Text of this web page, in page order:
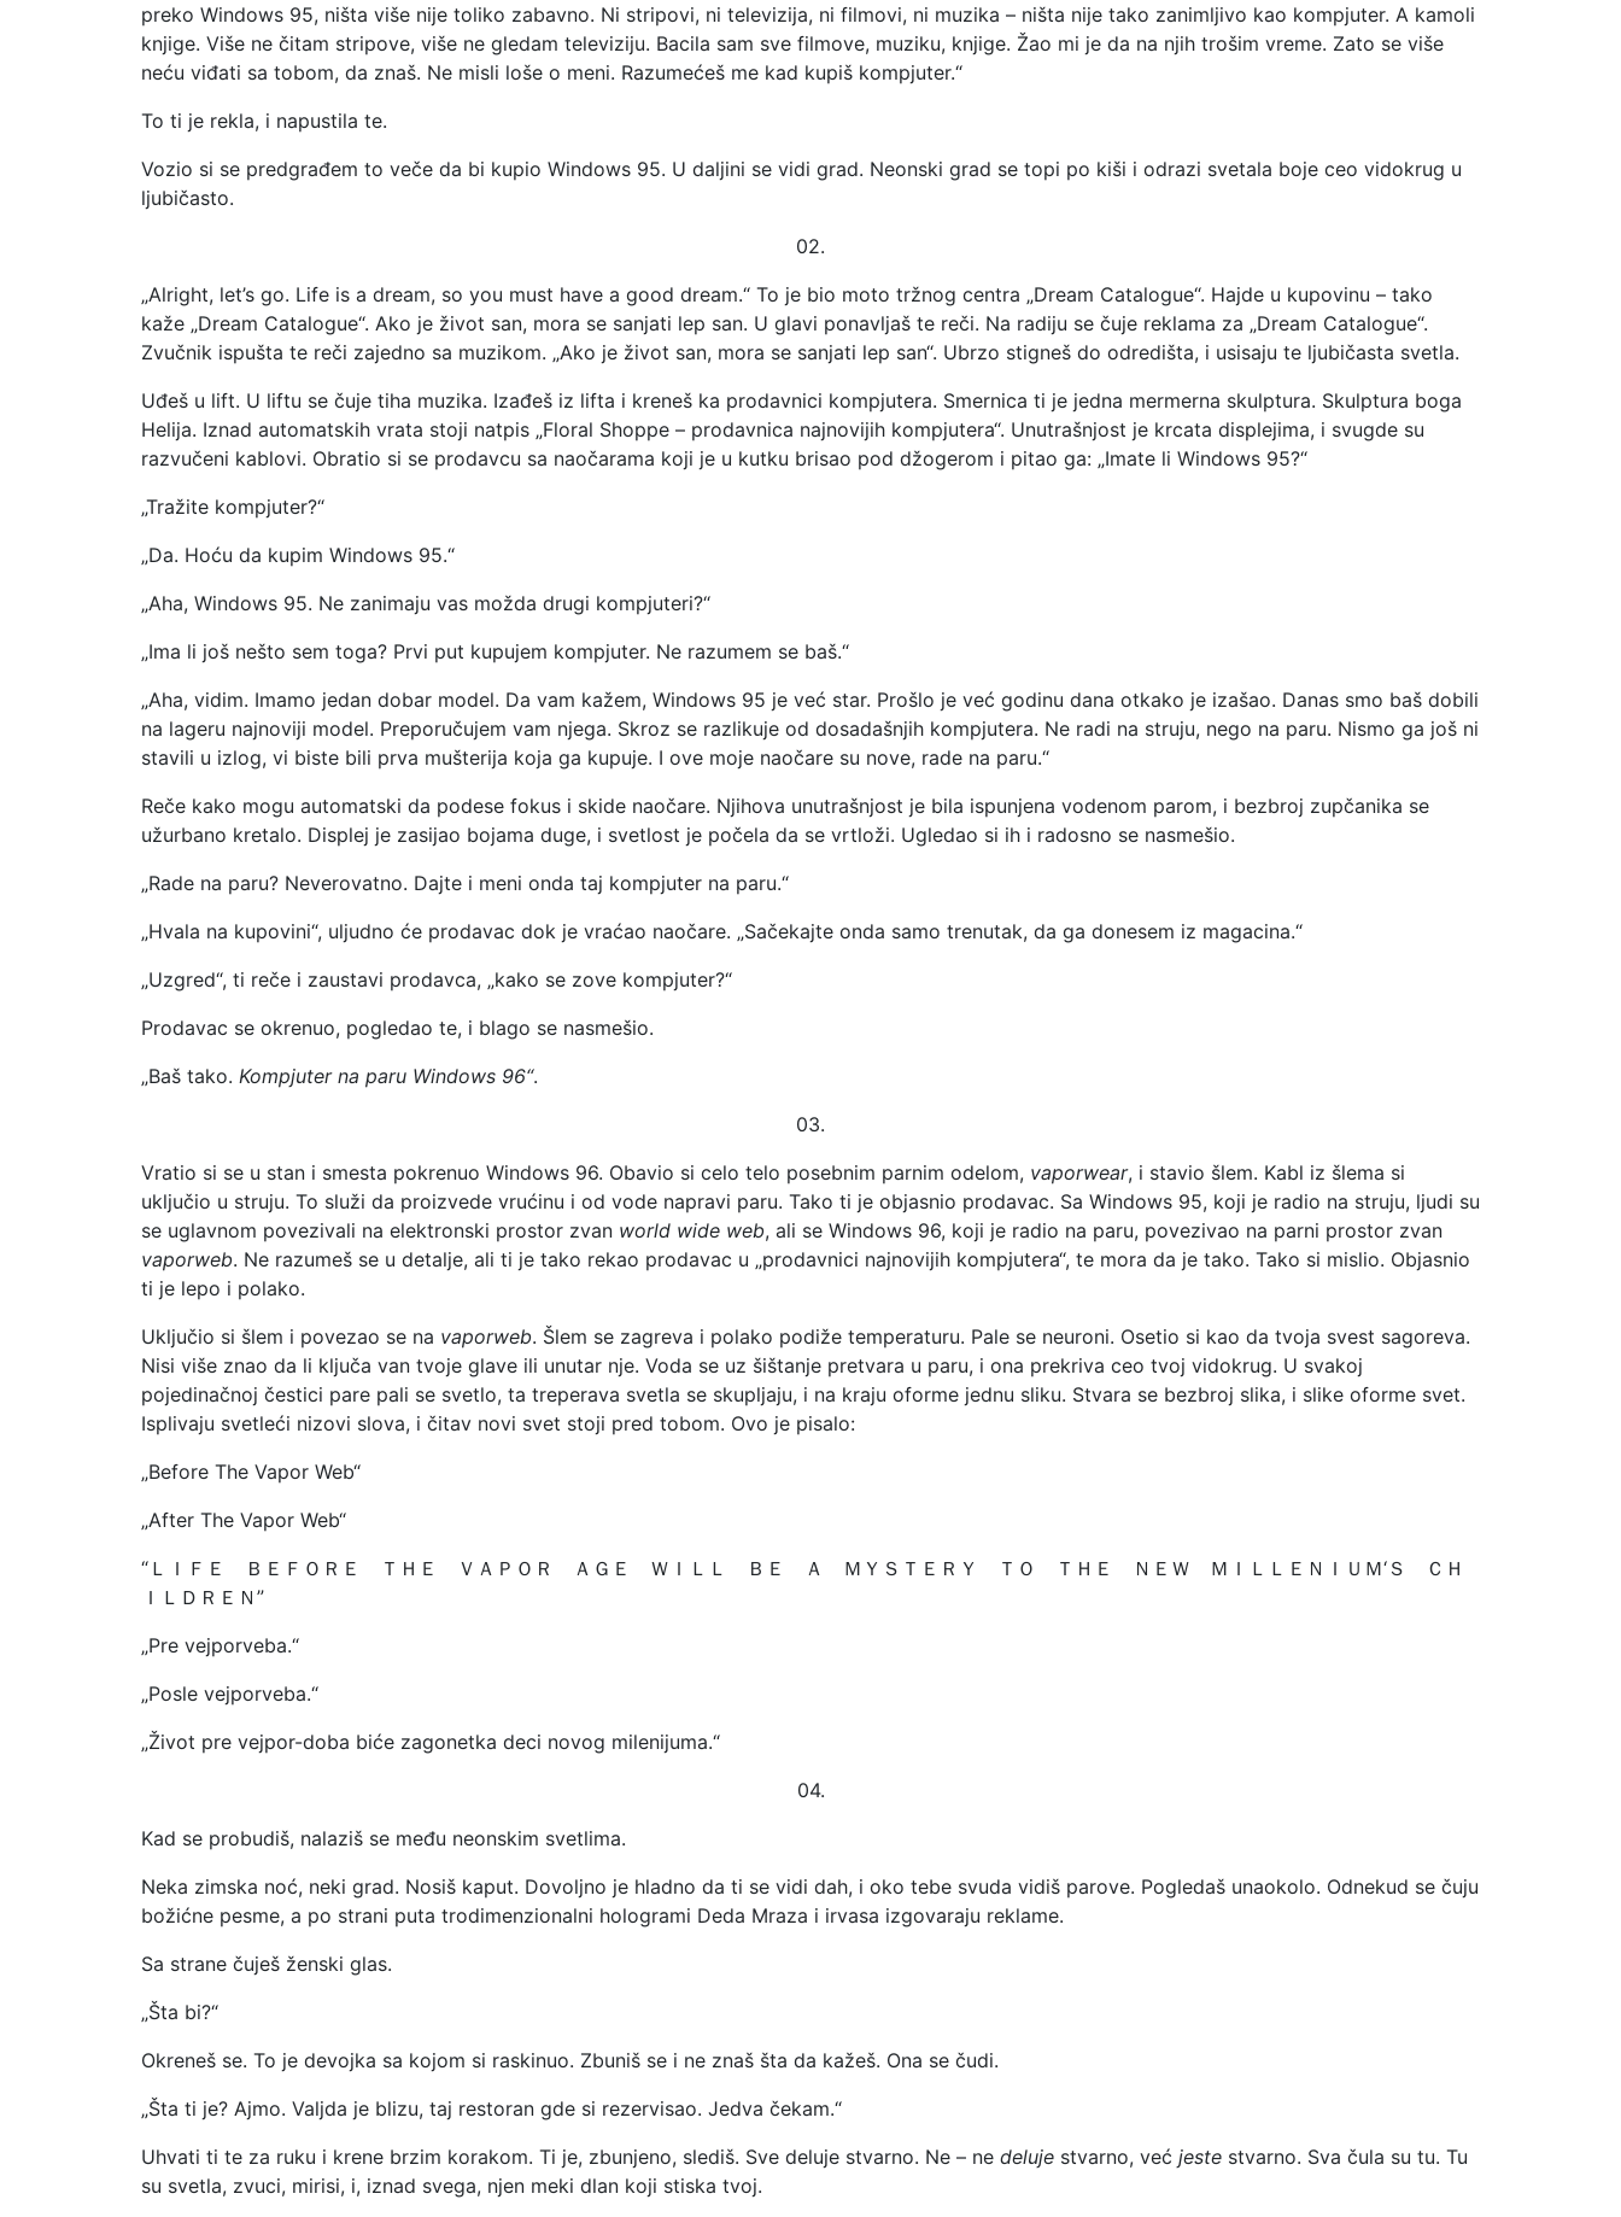
preko Windows 95, ništa više nije toliko zabavno. Ni stripovi, ni televizija, ni filmovi, ni muzika – ništa nije tako zanimljivo kao kompjuter. A kamoli
knjige. Više ne čitam stripove, više ne gledam televiziju. Bacila sam sve filmove, muziku, knjige. Žao mi je da na njih trošim vreme. Zato se više
neću viđati sa tobom, da znaš. Ne misli loše o meni. Razumećeš me kad kupiš kompjuter.“
To ti je rekla, i napustila te.
Vozio si se predgrađem to veče da bi kupio Windows 95. U daljini se vidi grad. Neonski grad se topi po kiši i odrazi svetala boje ceo vidokrug u
ljubičasto.
02.
„Alright, let’s go. Life is a dream, so you must have a good dream.“ To je bio moto tržnog centra „Dream Catalogue“. Hajde u kupovinu – tako
kaže „Dream Catalogue“. Ako je život san, mora se sanjati lep san. U glavi ponavljaš te reči. Na radiju se čuje reklama za „Dream Catalogue“.
Zvučnik ispušta te reči zajedno sa muzikom. „Ako je život san, mora se sanjati lep san“. Ubrzo stigneš do odredišta, i usisaju te ljubičasta svetla.
Uđeš u lift. U liftu se čuje tiha muzika. Izađeš iz lifta i kreneš ka prodavnici kompjutera. Smernica ti je jedna mermerna skulptura. Skulptura boga
Helija. Iznad automatskih vrata stoji natpis „Floral Shoppe – prodavnica najnovijih kompjutera“. Unutrašnjost je krcata displejima, i svugde su
razvučeni kablovi. Obratio si se prodavcu sa naočarama koji je u kutku brisao pod džogerom i pitao ga: „Imate li Windows 95?“
„Tražite kompjuter?“
„Da. Hoću da kupim Windows 95.“
„Aha, Windows 95. Ne zanimaju vas možda drugi kompjuteri?“
„Ima li još nešto sem toga? Prvi put kupujem kompjuter. Ne razumem se baš.“
„Aha, vidim. Imamo jedan dobar model. Da vam kažem, Windows 95 je već star. Prošlo je već godinu dana otkako je izašao. Danas smo baš dobili
na lageru najnoviji model. Preporučujem vam njega. Skroz se razlikuje od dosadašnjih kompjutera. Ne radi na struju, nego na paru. Nismo ga još ni
stavili u izlog, vi biste bili prva mušterija koja ga kupuje. I ove moje naočare su nove, rade na paru.“
Reče kako mogu automatski da podese fokus i skide naočare. Njihova unutrašnjost je bila ispunjena vodenom parom, i bezbroj zupčanika se
užurbano kretalo. Displej je zasijao bojama duge, i svetlost je počela da se vrtloži. Ugledao si ih i radosno se nasmešio.
„Rade na paru? Neverovatno. Dajte i meni onda taj kompjuter na paru.“
„Hvala na kupovini“, uljudno će prodavac dok je vraćao naočare. „Sačekajte onda samo trenutak, da ga donesem iz magacina.“
„Uzgred“, ti reče i zaustavi prodavca, „kako se zove kompjuter?“
Prodavac se okrenuo, pogledao te, i blago se nasmešio.
„Baš tako. Kompjuter na paru Windows 96“.
03.
Vratio si se u stan i smesta pokrenuo Windows 96. Obavio si celo telo posebnim parnim odelom, vaporwear, i stavio šlem. Kabl iz šlema si
uključio u struju. To služi da proizvede vrućinu i od vode napravi paru. Tako ti je objasnio prodavac. Sa Windows 95, koji je radio na struju, ljudi su
se uglavnom povezivali na elektronski prostor zvan world wide web, ali se Windows 96, koji je radio na paru, povezivao na parni prostor zvan
vaporweb. Ne razumeš se u detalje, ali ti je tako rekao prodavac u „prodavnici najnovijih kompjutera“, te mora da je tako. Tako si mislio. Objasnio
ti je lepo i polako.
Uključio si šlem i povezao se na vaporweb. Šlem se zagreva i polako podiže temperaturu. Pale se neuroni. Osetio si kao da tvoja svest sagoreva.
Nisi više znao da li ključa van tvoje glave ili unutar nje. Voda se uz šištanje pretvara u paru, i ona prekriva ceo tvoj vidokrug. U svakoj
pojedinačnoj čestici pare pali se svetlo, ta treperava svetla se skupljaju, i na kraju oforme jednu sliku. Stvara se bezbroj slika, i slike oforme svet.
Isplivaju svetleći nizovi slova, i čitav novi svet stoji pred tobom. Ovo je pisalo:
„Before The Vapor Web“
„After The Vapor Web“
“ＬＩＦＥ ＢＥＦＯＲＥ ＴＨＥ ＶＡＰＯＲ ＡＧＥ ＷＩＬＬ ＢＥ Ａ ＭＹＳＴＥＲＹ ＴＯ ＴＨＥ ＮＥＷ ＭＩＬＬＥＮＩＵＭ‘Ｓ ＣＨ
ＩＬＤＲＥＮ”
„Pre vejporveba.“
„Posle vejporveba.“
„Život pre vejpor-doba biće zagonetka deci novog milenijuma.“
04.
Kad se probudiš, nalaziš se među neonskim svetlima.
Neka zimska noć, neki grad. Nosiš kaput. Dovoljno je hladno da ti se vidi dah, i oko tebe svuda vidiš parove. Pogledaš unaokolo. Odnekud se čuju
božićne pesme, a po strani puta trodimenzionalni hologrami Deda Mraza i irvasa izgovaraju reklame.
Sa strane čuješ ženski glas.
„Šta bi?“
Okreneš se. To je devojka sa kojom si raskinuo. Zbuniš se i ne znaš šta da kažeš. Ona se čudi.
„Šta ti je? Ajmo. Valjda je blizu, taj restoran gde si rezervisao. Jedva čekam.“
Uhvati ti te za ruku i krene brzim korakom. Ti je, zbunjeno, slediš. Sve deluje stvarno. Ne – ne deluje stvarno, već jeste stvarno. Sva čula su tu. Tu
su svetla, zvuci, mirisi, i, iznad svega, njen meki dlan koji stiska tvoj.